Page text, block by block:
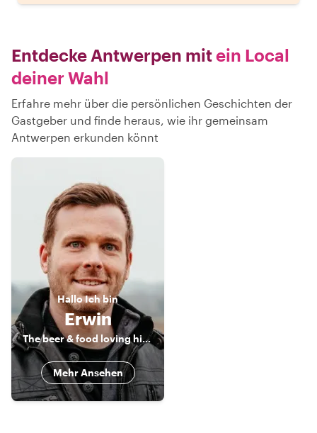
Entdecke Antwerpen mitein Local
deiner Wahl
Erfahre mehr über die persönlichen Geschichten der
Gastgeber und finde heraus, wie ihr gemeinsam
Antwerpen erkunden könnt
HalloIch bin
Erwin
The beer & food loving historian
Mehr Ansehen